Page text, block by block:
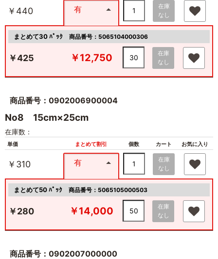
￥440 有
在庫
なし
まとめて30 ﾊﾟｯｸ 商品番号：5065104000306
￥425 ￥12,750
在庫
なし
商品番号：0902006900004
No8 15cm×25cm
在庫数：
単価 まとめて割引 個数 カート お気に入り
￥310 有
在庫
なし
まとめて50 ﾊﾟｯｸ 商品番号：5065105000503
￥280 ￥14,000
在庫
なし
商品番号：0902007000000